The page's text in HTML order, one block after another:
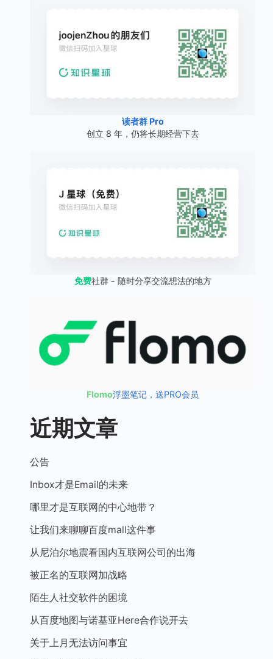
读者群 Pro
创立 8 年，仍将长期经营下去
免费社群 - 随时分享交流想法的地方
Flomo浮墨笔记，送PRO会员
近期文章
公告
Inbox才是Email的未来
哪里才是互联网的中心地带？
让我们来聊聊百度mall这件事
从尼泊尔地震看国内互联网公司的出海
被正名的互联网加战略
陌生人社交软件的困境
从百度地图与诺基亚Here合作说开去
关于上月无法访问事宜